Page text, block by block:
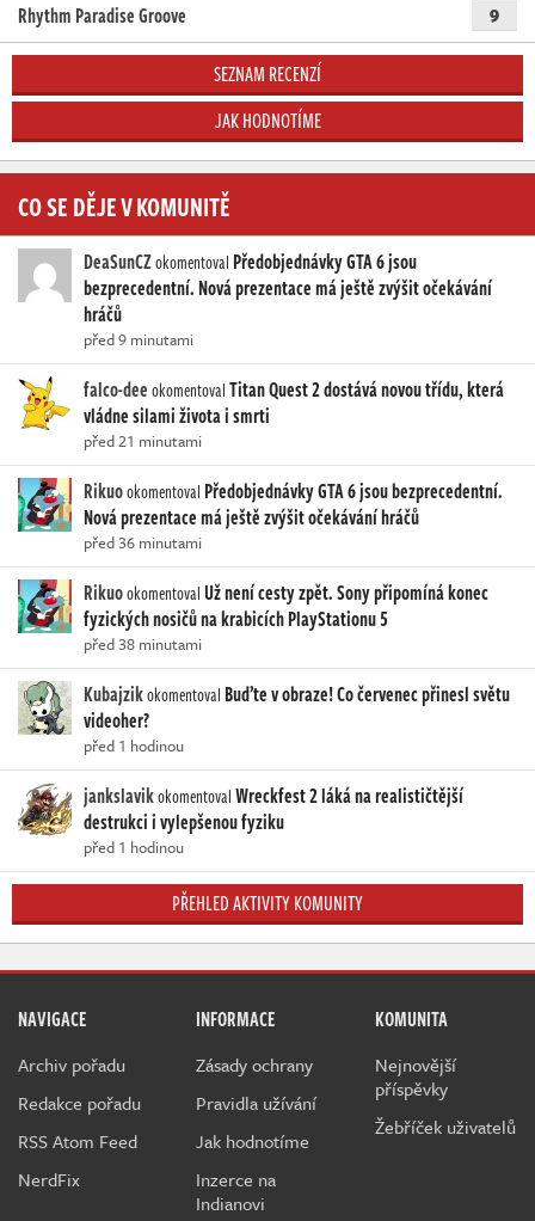
Rhythm Paradise Groove 9
SEZNAM RECENZÍ
JAK HODNOTÍME
CO SE DĚJE V KOMUNITĚ
DeaSunCZokomentoval Předobjednávky GTA 6 jsou
bezprecedentní. Nová prezentace má ještě zvýšit očekávání
hráčů
před 9 minutami
falco-deeokomentovalTitan Quest 2 dostává novou třídu, která
vládne silami života i smrti
před 21 minutami
Rikuookomentoval Předobjednávky GTA 6 jsou bezprecedentní.
Nová prezentace má ještě zvýšit očekávání hráčů
před 36 minutami
RikuookomentovalUž není cesty zpět. Sony připomíná konec
fyzických nosičů na krabicích PlayStationu 5
před 38 minutami
Kubajzikokomentoval Buďte v obraze! Co červenec přinesl světu
videoher?
před 1 hodinou
jankslavikokomentovalWreckfest 2 láká na realističtější
destrukci i vylepšenou fyziku
před 1 hodinou
PŘEHLED AKTIVITY KOMUNITY
NAVIGACE
Archiv pořadu
Redakce pořadu
RSS Atom Feed
NerdFix
INFORMACE
Zásady ochrany
Pravidla užívání
Jak hodnotíme
Inzerce na
Indianovi
KOMUNITA
Nejnovější
příspěvky
Žebříček uživatelů